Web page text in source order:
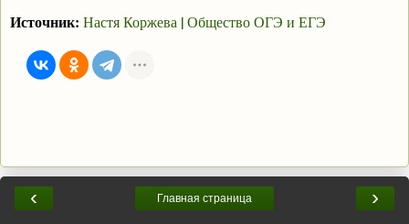
Источник: Настя Коржева |Общество ОГЭ и ЕГЭ
‹ ›
Главная страница